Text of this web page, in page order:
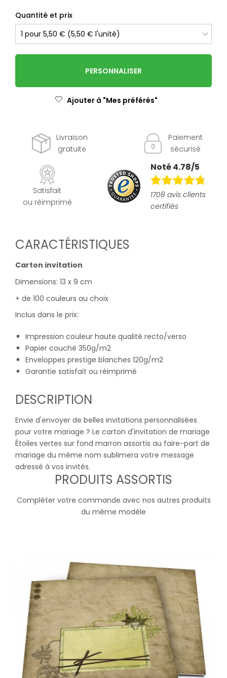
Quantité et prix
PERSONNALISER
Ajouter à "Mes préférés"
Livraison
gratuite
Paiement
sécurisé
Satisfait
ou réimprimé
Noté 4.78/5
1708 avis clients
certifiés
CARACTÉRISTIQUES
Carton invitation
Dimensions: 13 x 9 cm
+ de 100 couleurs au choix
Inclus dans le prix:
Impression couleur haute qualité recto/verso
Papier couché 350g/m2
Enveloppes prestige blanches 120g/m2
Garantie satisfait ou réimprimé
DESCRIPTION
Envie d'envoyer de belles invitations personnalisées
pour votre mariage ? Le carton d'invitation de mariage
Étoiles vertes sur fond marron assortis au faire-part de
mariage du même nom sublimera votre message
adressé à vos invités.
PRODUITS ASSORTIS
Compléter votre commande avec nos autres produits
du même modèle